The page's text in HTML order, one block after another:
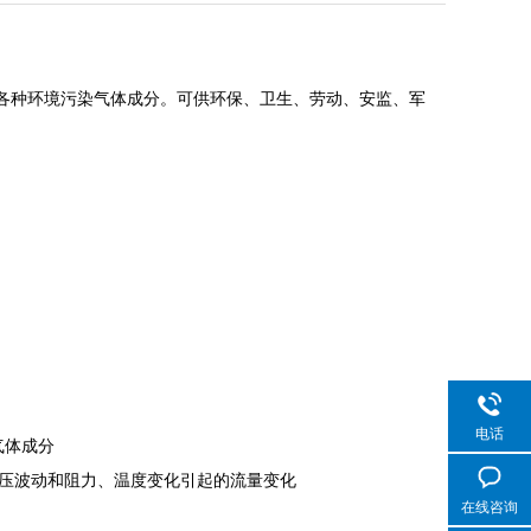
种环境污染气体成分。可供环保、卫生、劳动、安监、军
体成分
波动和阻力、温度变化引起的流量变化
电话
在线咨询